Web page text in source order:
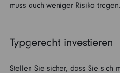
muss auch weniger Risiko tragen.
Typgerecht investieren
Stellen Sie sicher, dass Sie sich